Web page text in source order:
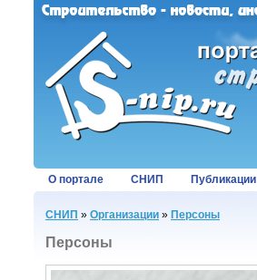
О портале СНИП Публикации
СНИП » Организации » Персоны
Персоны